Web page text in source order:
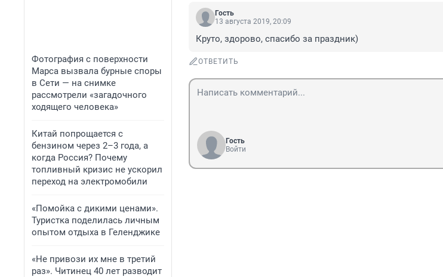
Фотография с поверхности
Марса вызвала бурные споры
в Сети — на снимке
рассмотрели «загадочного
ходящего человека»
Китай попрощается с
бензином через 2–3 года, а
когда Россия? Почему
топливный кризис не ускорил
переход на электромобили
«Помойка с дикими ценами».
Туристка поделилась личным
опытом отдыха в Геленджике
«Не привози их мне в третий
раз». Читинец 40 лет разводит
Гость
13 августа 2019, 20:09
Круто, здорово, спасибо за праздник)
ОТВЕТИТЬ
Гость
Войти